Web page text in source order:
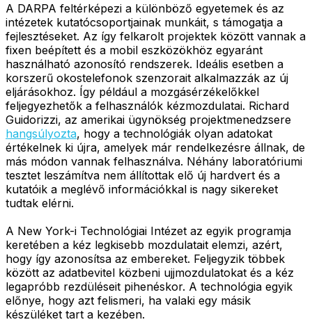
A DARPA feltérképezi a különböző egyetemek és az
intézetek kutatócsoportjainak munkáit, s támogatja a
fejlesztéseket. Az így felkarolt projektek között vannak a
fixen beépített és a mobil eszközökhöz egyaránt
használható azonosító rendszerek. Ideális esetben a
korszerű okostelefonok szenzorait alkalmazzák az új
eljárásokhoz. Így például a mozgásérzékelőkkel
feljegyezhetők a felhasználók kézmozdulatai. Richard
Guidorizzi, az amerikai ügynökség projektmenedzsere
hangsúlyozta, hogy a technológiák olyan adatokat
értékelnek ki újra, amelyek már rendelkezésre állnak, de
más módon vannak felhasználva. Néhány laboratóriumi
tesztet leszámítva nem állítottak elő új hardvert és a
kutatóik a meglévő információkkal is nagy sikereket
tudtak elérni.
A New York-i Technológiai Intézet az egyik programja
keretében a kéz legkisebb mozdulatait elemzi, azért,
hogy így azonosítsa az embereket. Feljegyzik többek
között az adatbevitel közbeni ujjmozdulatokat és a kéz
legapróbb rezdüléseit pihenéskor. A technológia egyik
előnye, hogy azt felismeri, ha valaki egy másik
készüléket tart a kezében.